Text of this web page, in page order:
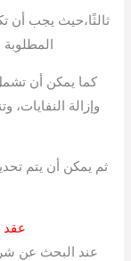
ثالثًا،حيث يجب أن
المطلوبة
كما يمكن أن
وإزالة
ثم يمكن أن يتم
عقد
عند البحث عن